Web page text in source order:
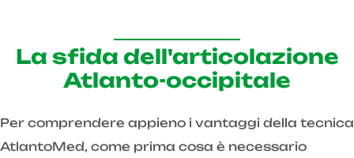
La sfida dell'articolazione
Atlanto-occipitale
Per comprendere appieno i vantaggi della tecnica
AtlantoMed, come prima cosa è necessario